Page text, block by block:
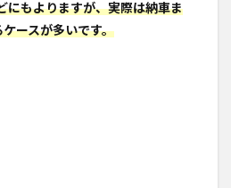
にもよりますが、実際は納車ま
ースが多いです。